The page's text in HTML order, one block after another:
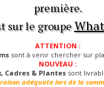
première.
sur le groupe
ATTENTION :
sont à venir chercher sur
NOUVEAU :
Cadres & Plantessont
adéquate lors de la